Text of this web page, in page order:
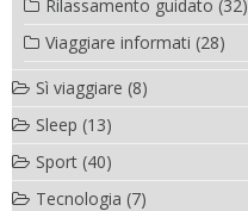
Rilassamento guidato (32)
Viaggiare informati (28)
Sì viaggiare (8)
Sleep (13)
Sport (40)
Tecnologia (7)